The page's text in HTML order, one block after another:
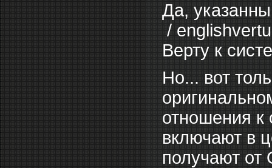
Да,
/
Верту к
Но... вот
отношения к
включают в
получают от